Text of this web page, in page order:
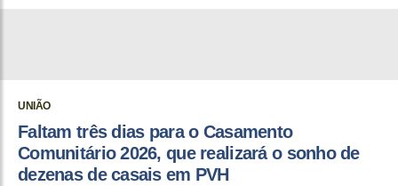
UNIÃO
Faltam três dias para o Casamento
Comunitário 2026, que realizará o sonho de
dezenas de casais em PVH